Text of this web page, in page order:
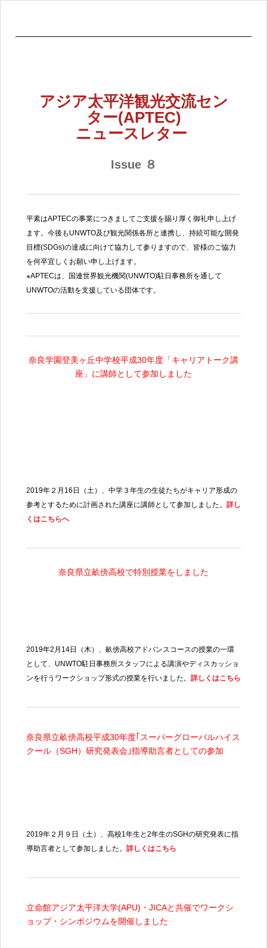
アジア太平洋観光交流セン
ター(APTEC)
ニュースレター
Issue ８
平素はAPTECの事業につきましてご支援を賜り厚く御礼申し上げ
ます。今後もUNWTO及び観光関係各所と連携し、持続可能な開発
目標(SDGs)の達成に向けて協力して参りますので、皆様のご協力
を何卒宜しくお願い申し上げます。
※APTECは、国連世界観光機関(UNWTO)駐日事務所を通して
UNWTOの活動を支援している団体です。
奈良学園登美ヶ丘中学校平成30年度「キャリアトーク講
座」に講師として参加しました
2019年２月 16 日（土）、中学３年生の生徒たちがキャリア形成の
参考とするために計画された講座に講師として参加しました。 詳し
くはこちらへ
奈良県立畝傍高校で特別授業をしました
2019年2 月 14日（木）、畝傍高校アドバンスコースの授業の一環
として、 UNWTO駐日事務所スタッフによる講演やディスカッショ
ンを行うワークショップ形式の授業を行いました。 詳しくはこちら
奈良県立畝傍高校平成30年度｢スーパーグローバルハイス
クール（SGH）研究発表会｣指導助言者としての参加
2019年２月９日（土）、高校1年生と2年生のSGHの研究発表に指
導助言者として参加しました。 詳しくはこちら
立命館アジア太平洋大学(APU) ・ JICAと共催でワークシ
ョップ・シンポジウムを開催しました